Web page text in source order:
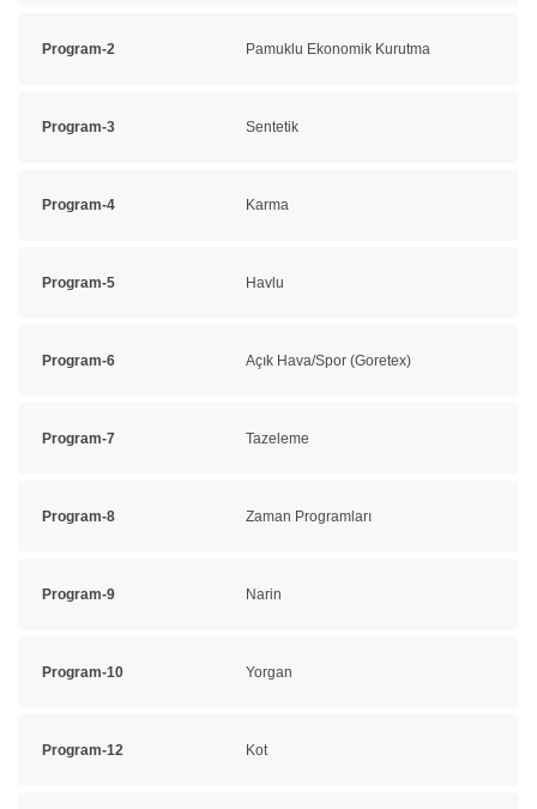
Program-2 Pamuklu Ekonomik Kurutma
Program-3 Sentetik
Program-4 Karma
Program-5 Havlu
Program-6 Açık Hava/Spor (Goretex)
Program-7 Tazeleme
Program-8 Zaman Programları
Program-9 Narin
Program-10 Yorgan
Program-12 Kot